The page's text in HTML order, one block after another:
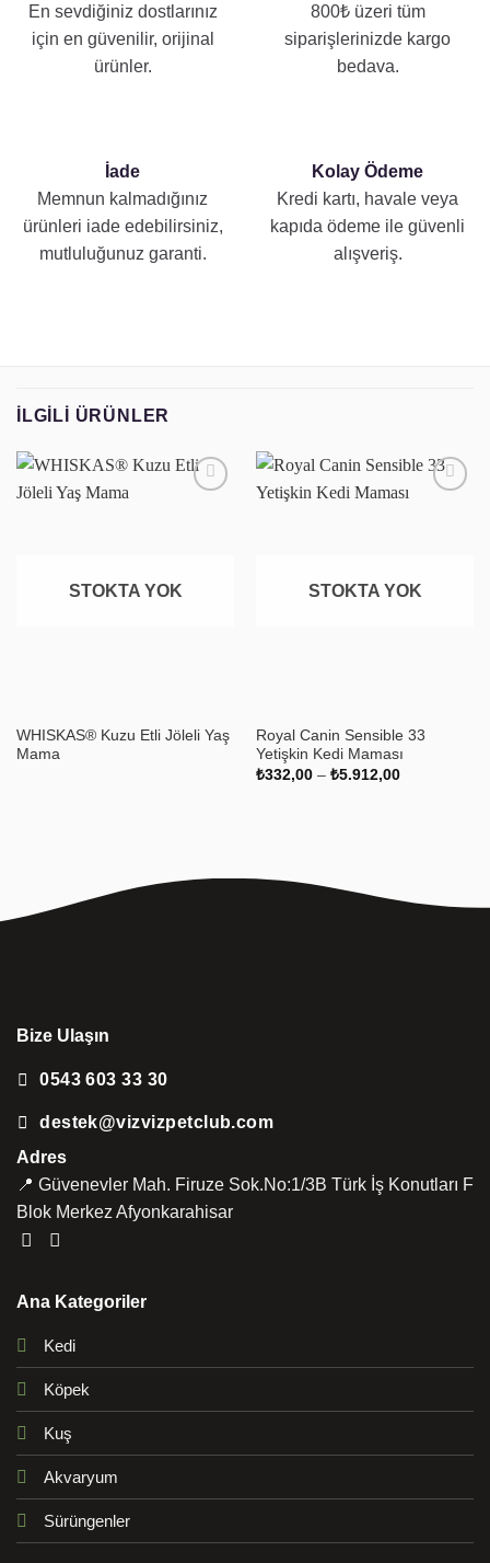
En sevdiğiniz dostlarınız
için en güvenilir, orijinal
ürünler.
800₺ üzeri tüm
siparişlerinizde kargo
bedava.
İade
Memnun kalmadığınız
ürünleri iade edebilirsiniz,
mutluluğunuz garanti.
Kolay Ödeme
Kredi kartı, havale veya
kapıda ödeme ile güvenli
alışveriş.
İLGILI ÜRÜNLER
STOKTA YOK
WHISKAS® Kuzu Etli Jöleli Yaş
Mama
STOKTA YOK
Royal Canin Sensible 33
Yetişkin Kedi Maması
₺332,00 – ₺5.912,00Fiyat
Bize Ulaşın
0543 603 33 30
destek@vizvizpetclub.com
Adres
📍 Güvenevler Mah. Firuze Sok.No:1/3B Türk İş Konutları F
Blok Merkez Afyonkarahisar
Ana Kategoriler
Kedi
Köpek
Kuş
Akvaryum
Sürüngenler